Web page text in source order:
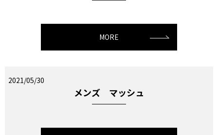
MORE
2021/05/30
メンズ マッシュ